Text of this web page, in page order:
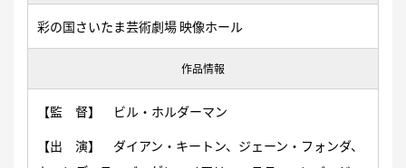
彩の国さいたま芸術劇場 映像ホール
作品情報
【監 督】 ビル・ホルダーマン
【出 演】 ダイアン・キートン、ジェーン・フォンダ、